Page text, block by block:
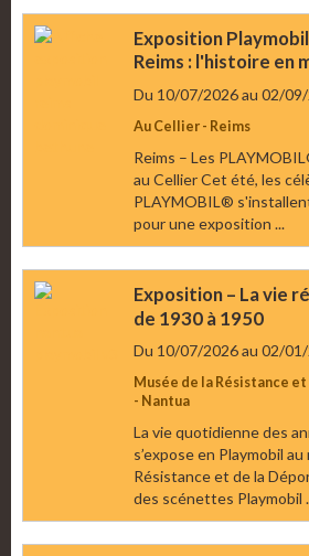
Exposition
Reims : l'histoire en
Du 10/07/2026au 02/
Au Cellier - Reims
Reims – Les
au Cellier Cet été, les
PLAYMOBIL®
pour une exposition ...
Exposition – La vie
de 1930 à 1950
Du 10/07/2026au 02/
Musée de la Résistance
- Nantua
La vie quotidienne des
s’expose en Playmobil au
Résistance et de la
des scénettes Playmobil